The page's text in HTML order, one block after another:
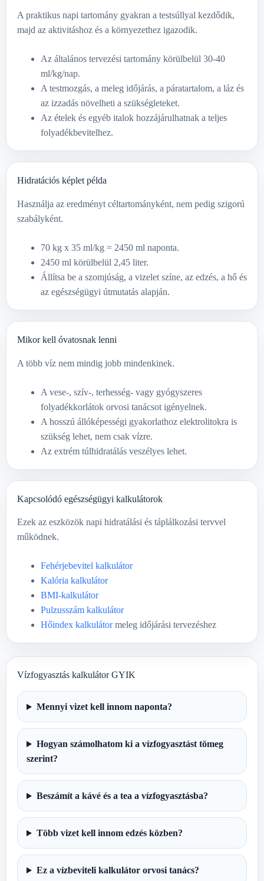
A praktikus napi tartomány gyakran a testsúllyal kezdődik,
majd az aktivitáshoz és a környezethez igazodik.
Az általános tervezési tartomány körülbelül 30-40
ml/kg/nap.
A testmozgás, a meleg időjárás, a páratartalom, a láz és
az izzadás növelheti a szükségleteket.
Az ételek és egyéb italok hozzájárulhatnak a teljes
folyadékbevitelhez.
Hidratációs képlet példa
Használja az eredményt céltartományként, nem pedig szigorú
szabályként.
70 kg x 35 ml/kg = 2450 ml naponta.
2450 ml körülbelül 2,45 liter.
Állítsa be a szomjúság, a vizelet színe, az edzés, a hő és
az egészségügyi útmutatás alapján.
Mikor kell óvatosnak lenni
A több víz nem mindig jobb mindenkinek.
A vese-, szív-, terhesség- vagy gyógyszeres
folyadékkorlátok orvosi tanácsot igényelnek.
A hosszú állóképességi gyakorlathoz elektrolitokra is
szükség lehet, nem csak vízre.
Az extrém túlhidratálás veszélyes lehet.
Kapcsolódó egészségügyi kalkulátorok
Ezek az eszközök napi hidratálási és táplálkozási tervvel
működnek.
Fehérjebevitel kalkulátor
Kalória kalkulátor
BMI-kalkulátor
Pulzusszám kalkulátor
Hőindex kalkulátormeleg időjárási tervezéshez
Vízfogyasztás kalkulátor GYIK
Mennyi vizet kell innom naponta?
Hogyan számolhatom ki a vízfogyasztást tömeg
szerint?
Beszámít a kávé és a tea a vízfogyasztásba?
Több vizet kell innom edzés közben?
Ez a vízbeviteli kalkulátor orvosi tanács?